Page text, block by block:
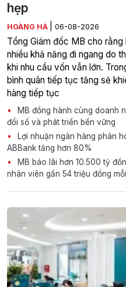
hẹp
HOÀNG HÀ 06-08-2026
Tổng Giám đốc MB cho
nhiều khả năng đi ngang do
khi nhu cầu vốn vẫn lớn.
bình quân tiếp tục tăng sẽ
hàng tiếp tục
MB đồng hành cùng doanh
đổi số và phát triển bền vững
Lợi nhuận ngân hàng phân
ABBank tăng hơn 80%
MB báo lãi hơn 10.500 tỷ
nhân viên gần 54 triệu đồng